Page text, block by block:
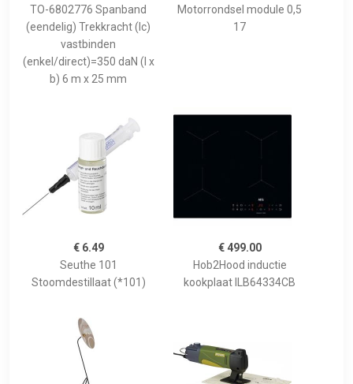
TO-6802776 Spanband
(eendelig) Trekkracht (lc)
vastbinden
(enkel/direct)=350 daN (l x
b) 6 m x 25 mm
Motorrondsel module 0,5
17
€ 6.49
Seuthe 101
Stoomdestillaat (*101)
€ 499.00
Hob2Hood inductie
kookplaat ILB64334CB